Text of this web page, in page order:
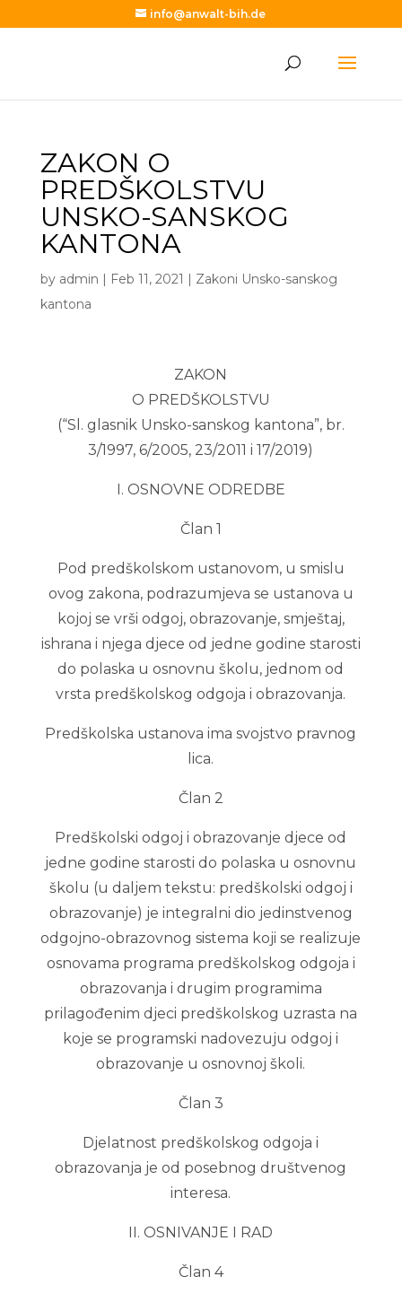
info@anwalt-bih.de
ZAKON O
PREDŠKOLSTVU
UNSKO-SANSKOG
KANTONA
by admin | Feb 11, 2021 | Zakoni Unsko-sanskog
kantona
ZAKON
O PREDŠKOLSTVU
(“Sl. glasnik Unsko-sanskog kantona”, br.
3/1997, 6/2005, 23/2011 i 17/2019)
I. OSNOVNE ODREDBE
Član 1
Pod predškolskom ustanovom, u smislu
ovog zakona, podrazumjeva se ustanova u
kojoj se vrši odgoj, obrazovanje, smještaj,
ishrana i njega djece od jedne godine starosti
do polaska u osnovnu školu, jednom od
vrsta predškolskog odgoja i obrazovanja.
Predškolska ustanova ima svojstvo pravnog
lica.
Član 2
Predškolski odgoj i obrazovanje djece od
jedne godine starosti do polaska u osnovnu
školu (u daljem tekstu: predškolski odgoj i
obrazovanje) je integralni dio jedinstvenog
odgojno-obrazovnog sistema koji se realizuje
osnovama programa predškolskog odgoja i
obrazovanja i drugim programima
prilagođenim djeci predškolskog uzrasta na
koje se programski nadovezuju odgoj i
obrazovanje u osnovnoj školi.
Član 3
Djelatnost predškolskog odgoja i
obrazovanja je od posebnog društvenog
interesa.
II. OSNIVANJE I RAD
Član 4